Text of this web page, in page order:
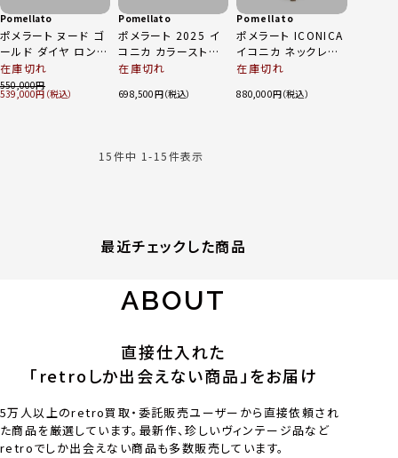
Pomellato
ポメラート ヌード ゴ
ールド ダイヤ ロンド
ンブルートパーズ パ
ヴェダイヤ フック ピ
アス イヤリング ジュ
在庫切れ
550,000
539,000
Pomellato
ポメラート 2025 イ
コニカ カラーストー
ン レッドトルマリン
ピネル タンザナイト
13.6g
在庫切れ
698,500
Pomellato
ポメラート ICONICA
イコニカ ネックレス
チョーカー 750YG
在庫切れ
880,000
15件中 1-15件表示
最近チェックした商品
ABOUT
直接仕入れた
「retroしか出会えない商品」をお届け
5万人以上のretro買取・委託販売ユーザーから直接依頼され
た商品を厳選しています。最新作、珍しいヴィンテージ品など
retroでしか出会えない商品も多数販売しています。